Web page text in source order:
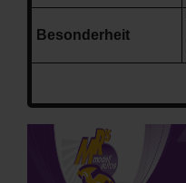
Besonderheit